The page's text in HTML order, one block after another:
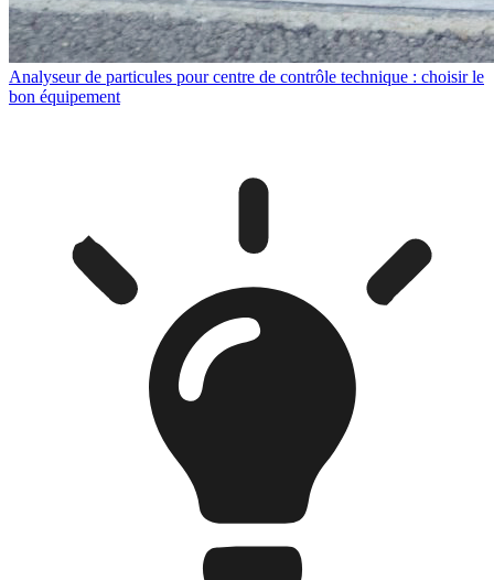
Analyseur de particules pour centre de contrôle technique : choisir le
bon équipement